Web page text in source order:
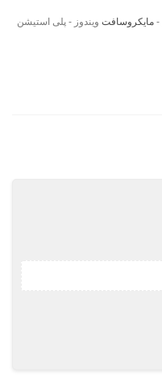
-مایکروسافت ویندوز - پلی استیشن